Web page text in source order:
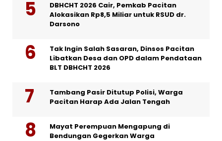
DBHCHT 2026 Cair, Pemkab Pacitan
Alokasikan Rp8,5 Miliar untuk RSUD dr.
Darsono
Tak Ingin Salah Sasaran, Dinsos Pacitan
Libatkan Desa dan OPD dalam Pendataan
BLT DBHCHT 2026
Tambang Pasir Ditutup Polisi, Warga
Pacitan Harap Ada Jalan Tengah
Mayat Perempuan Mengapung di
Bendungan Gegerkan Warga